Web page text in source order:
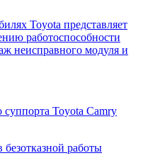
Toyota представляет
работоспособности
неисправного модуля и
суппорта Toyota Camry
работы